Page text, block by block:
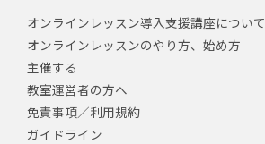
オンラインレッスン導入支援講座について
オンラインレッスンのやり方、始め方
主催する
教室運営者の方へ
免責事項／利用規約
ガイドライン